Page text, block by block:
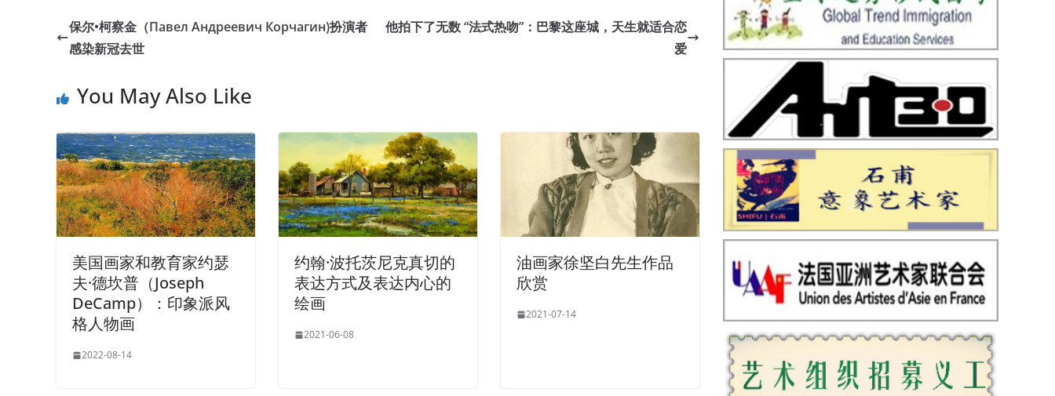
保尔•柯察金（Павел Андреевич Корчагин)扮演者
感染新冠去世
他拍下了无数 “法式热吻”：巴黎这座城，天生就适合恋
爱
You May Also Like
美国画家和教育家约瑟
夫·德坎普（Joseph
DeCamp）：印象派风
格人物画
2022-08-14
约翰·波托茨尼克真切的
表达方式及表达内心的
绘画
2021-06-08
油画家徐坚白先生作品
欣赏
2021-07-14